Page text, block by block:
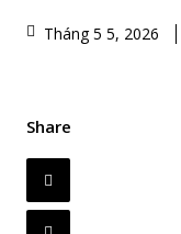
Tháng 5 5, 2026
Share